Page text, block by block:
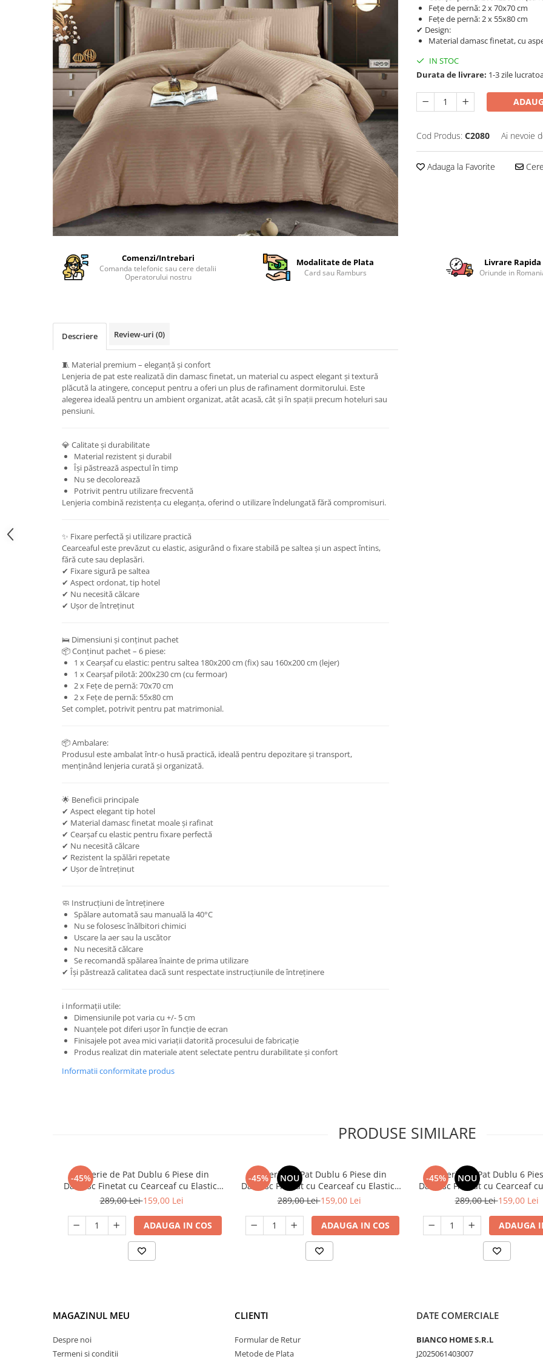
Cearceaf Normal
Lenjerii Pat Imprimeu 5D cu Elastic
Cearceaf cu Elastic pat 1 Persoana
Cearceaf cu Elastic pat 2 Persoane
Lenjerii Pat Inimi Brodate
Lenjerii Pat, Bumbac-Finet
Premium, 1 Persoana
Lenjerii Pat, Bumbac-Finet
Premium, 2 Persoane
Cearceaf cu Elastic
Cearceaf Normal
Fețe de pernă: 2 x 70x70 cm
Fețe de pernă: 2 x 55x80 cm
✔ Design:
Material damasc finetat, cu
IN STOC
Durata de livrare: 1-3 zile
Cod Produs: C2080 Ai nevoie
Adauga la Favorite
Comenzi/Intrebari
Comanda telefonic sau cere detalii
Operatorului nostru
Modalitate de Plata
Card sau Ramburs
Livrare Rapida
Oriunde in
Descriere Review-uri (0)
🧵 Material premium – eleganță și confort
Lenjeria de pat este realizată din damasc finetat, un material cu aspect elegant și textură
plăcută la atingere, conceput pentru a oferi un plus de rafinament dormitorului. Este
alegerea ideală pentru un ambient organizat, atât acasă, cât și în spații precum hoteluri sau
pensiuni.
💎 Calitate și durabilitate
Material rezistent și durabil
Își păstrează aspectul în timp
Nu se decolorează
Potrivit pentru utilizare frecventă
Lenjeria combină rezistența cu eleganța, oferind o utilizare îndelungată fără compromisuri.
✨ Fixare perfectă și utilizare practică
Cearceaful este prevăzut cu elastic, asigurând o fixare stabilă pe saltea și un aspect întins,
fără cute sau deplasări.
✔ Fixare sigură pe saltea
✔ Aspect ordonat, tip hotel
✔ Nu necesită călcare
✔ Ușor de întreținut
🛌 Dimensiuni și conținut pachet
📦 Conținut pachet – 6 piese:
1 x Cearșaf cu elastic: pentru saltea 180x200 cm (fix) sau 160x200 cm (lejer)
1 x Cearșaf pilotă: 200x230 cm (cu fermoar)
2 x Fețe de pernă: 70x70 cm
2 x Fețe de pernă: 55x80 cm
Set complet, potrivit pentru pat matrimonial.
📦 Ambalare:
Produsul este ambalat într-o husă practică, ideală pentru depozitare și transport,
menținând lenjeria curată și organizată.
🌟 Beneficii principale
✔ Aspect elegant tip hotel
✔ Material damasc finetat moale și rafinat
✔ Cearșaf cu elastic pentru fixare perfectă
✔ Nu necesită călcare
✔ Rezistent la spălări repetate
✔ Ușor de întreținut
🧼 Instrucțiuni de întreținere
Spălare automată sau manuală la 40°C
Nu se folosesc înălbitori chimici
Uscare la aer sau la uscător
Nu necesită călcare
Se recomandă spălarea înainte de prima utilizare
✔ Își păstrează calitatea dacă sunt respectate instrucțiunile de întreținere
ℹ️ Informații utile:
Dimensiunile pot varia cu +/- 5 cm
Nuanțele pot diferi ușor în funcție de ecran
Finisajele pot avea mici variații datorită procesului de fabricație
Produs realizat din materiale atent selectate pentru durabilitate și confort
Informatii conformitate produs
PRODUSE SIMILARE
-45%
Lenjerie de Pat Dublu 6 Piese din
Damasc Finetat cu Cearceaf cu Elastic,
Set Premium Elegant Tip Hotel Albastru
289,00 Lei159,00 Lei
ADAUGA IN COS
-45% NOU
Lenjerie de Pat Dublu 6 Piese din
Damasc Finetat cu Cearceaf cu Elastic,
Set Premium Elegant Tip Hotel Crem
289,00 Lei159,00 Lei
ADAUGA IN COS
-45% NOU
Lenjerie de Pat Dublu 6
Damasc Finetat cu Cearceaf
Set Premium Elegant Tip
289,00 Lei159,00 Lei
ADAUGA
MAGAZINUL MEU
Despre noi
Termeni si conditii
CLIENTI
Formular de Retur
Metode de Plata
DATE COMERCIALE
BIANCO HOME S.R.L
J2025061403007